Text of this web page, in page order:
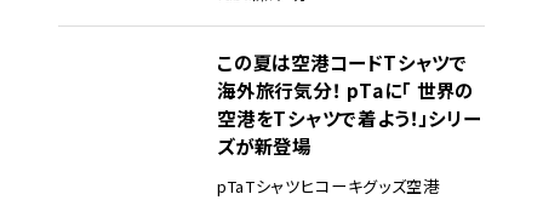
この夏は空港コードTシャツで
海外旅行気分！ pTaに「 世界の
空港をTシャツで着よう！」シリー
ズが新登場
pTaTシャツヒコーキグッズ空港